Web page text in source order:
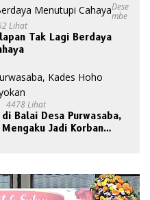
Dese
Mbe
Lihat
Tak Lagi Berdaya
4478 Lihat
Balai Desa Purwasaba,
Jadi Korban